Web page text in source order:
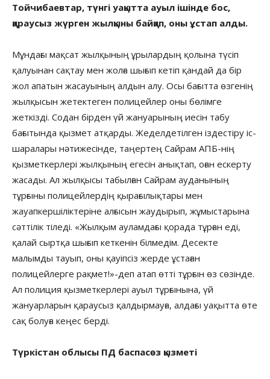
Тойчибаевтар, түнгі уақытта ауыл ішінде бос,
қараусыз жүрген жылқыны байқап, оны ұстап алды.
Мұндағы мақсат жылқының ұрылардың қолына түсіп
қалуынан сақтау мен жолға шығып кетіп қандай да бір
жол апатын жасауының алдын алу. Осы бағытта өзгенің
жылқысын жетектеген полицейлер оны бөлімге
жеткізді. Содан бірден үй жануарының иесін табу
бағытында қызмет атқарды. Жеделдетілген іздестіру іс-
шаралары нәтижесінде, таңертең Сайрам АПБ-нің
қызметкерлері жылқының егесін анықтап, оған ескерту
жасады. Ал жылқысы табылған Сайрам ауданының
тұрғыны полицейлердің қырағылықтары мен
жауапкершіліктеріне алғысын жаудырып, жұмыстарына
сәттілік тіледі. «Жылқым ауламдағы қорада тұрған еді,
қалай сыртқа шығып кеткенін білмедім. Десекте
малымды тауып, оны қауіпсіз жерде ұстаған
полицейлерге рақмет!»-деп атап өтті тұрғын өз сөзінде.
Ал полиция қызметкерлері ауыл тұрғынына, үй
жануарларын қараусыз қалдырмауға, алдағы уақытта өте
сақ болуға кеңес берді.
Түркістан облысы ПД баспасөз қызметі